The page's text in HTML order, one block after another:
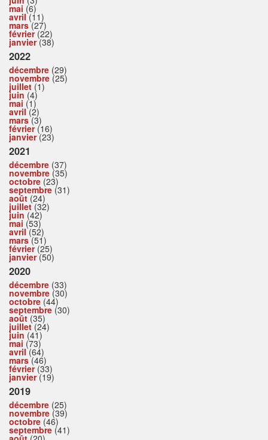
mai (6)
avril(11)
mars(27)
février(22)
janvier(38)
2022
décembre (29)
novembre (25)
juillet (1)
juin (4)
mai (1)
avril(2)
mars(3)
février(16)
janvier(23)
2021
décembre (37)
novembre (35)
octobre (23)
septembre (31)
août (24)
juillet(32)
juin (42)
mai (53)
avril(52)
mars(51)
février(25)
janvier(50)
2020
décembre (33)
novembre (30)
octobre (44)
septembre (30)
août (35)
juillet(24)
juin (41)
mai (73)
avril(64)
mars(46)
février(33)
janvier(19)
2019
décembre (25)
novembre (39)
octobre (46)
septembre (41)